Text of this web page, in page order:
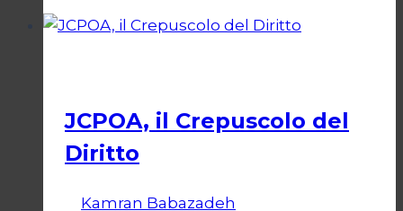
da
JCPOA, il Crepuscolo del
Diritto
Kamran Babazadeh